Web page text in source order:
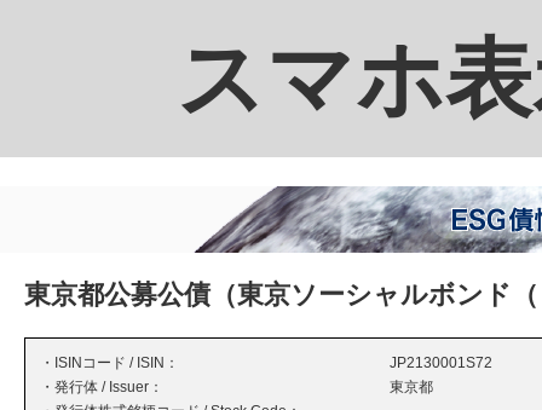
スマホ
東京都公募公債（東京ソーシャルボンド
・ISINコード / ISIN：
JP2130001S72
・発行体 / Issuer：
東京都